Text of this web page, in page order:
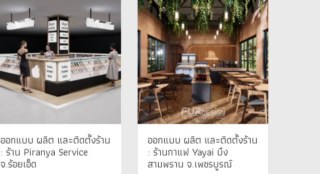
ออกแบบ ผลิต และติดตั้งร้าน
: ร้าน Piranya Service
จ.ร้อยเอ็ด
ออกแบบ ผลิต และติดตั้งร้าน
: ร้านกาแฟ Yayai บึง
สามพราน จ.เพชรบูรณ์